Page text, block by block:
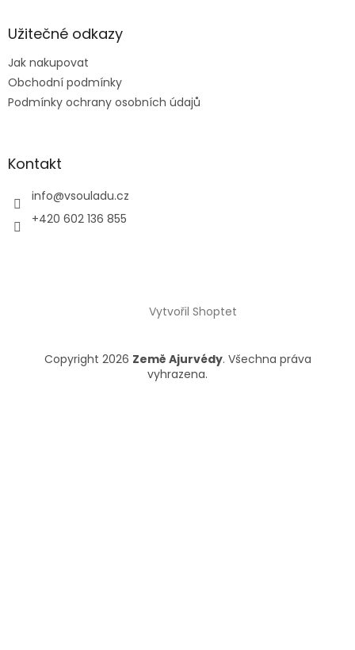
aUžitečné odkazy
Jak nakupovat
Obchodní podmínky
Podmínky ochrany osobních údajů
Kontakt
info@vsouladu.cz
+420 602 136 855
Vytvořil Shoptet
Copyright 2026 Země Ajurvédy. Všechna práva
vyhrazena.